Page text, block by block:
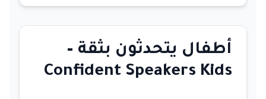
أطفال يتحدثون بثقة –
Confident Speakers Kids